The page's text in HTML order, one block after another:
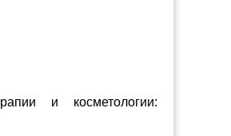
и косметологии: